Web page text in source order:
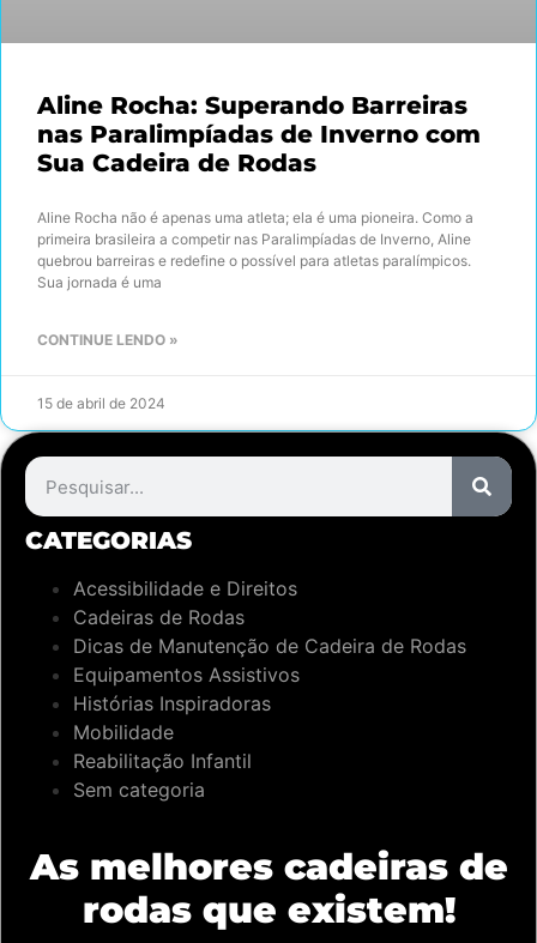
Aline Rocha: Superando Barreiras
nas Paralimpíadas de Inverno com
Sua Cadeira de Rodas
Aline Rocha não é apenas uma atleta; ela é uma pioneira. Como a
primeira brasileira a competir nas Paralimpíadas de Inverno, Aline
quebrou barreiras e redefine o possível para atletas paralímpicos.
Sua jornada é uma
CONTINUE LENDO »
15 de abril de 2024
CATEGORIAS
Acessibilidade e Direitos
Cadeiras de Rodas
Dicas de Manutenção de Cadeira de Rodas
Equipamentos Assistivos
Histórias Inspiradoras
Mobilidade
Reabilitação Infantil
Sem categoria
As melhores cadeiras de
rodas que existem!